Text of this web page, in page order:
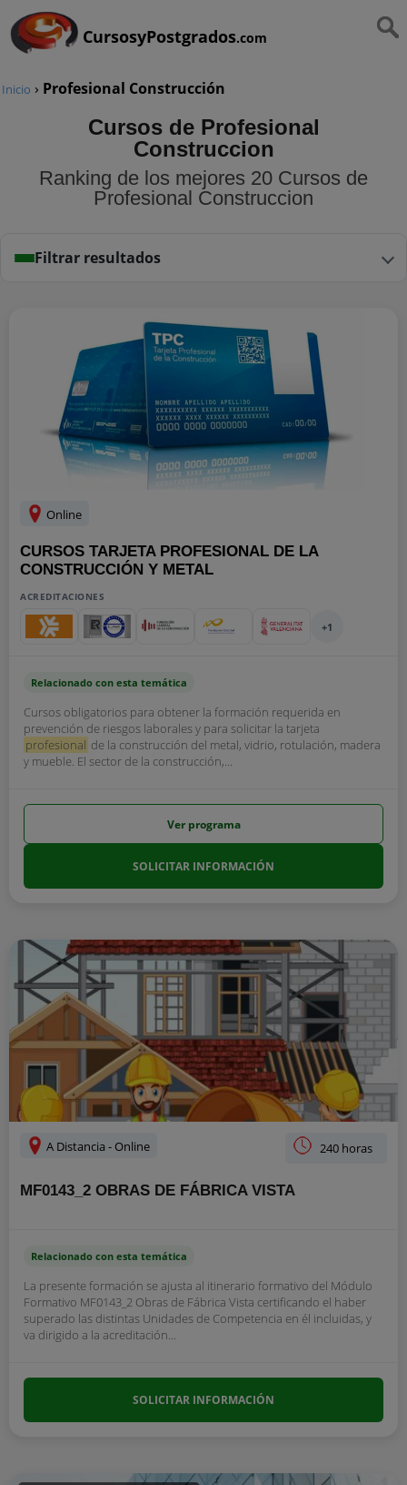
CursosyPostgrados.com
Inicio › Profesional Construcción
Cursos de Profesional
Construccion
Ranking de los mejores 20 Cursos de
Profesional Construccion
Filtrar resultados
Online
CURSOS TARJETA PROFESIONAL DE LA
CONSTRUCCIÓN Y METAL
ACREDITACIONES
+1
Relacionado con esta temática
Cursos obligatorios para obtener la formación requerida en
prevención de riesgos laborales y para solicitar la tarjeta
profesional de la construcción del metal, vidrio, rotulación, madera
y mueble. El sector de la construcción,...
Ver programa
SOLICITAR INFORMACIÓN
A Distancia - Online 240 horas
MF0143_2 OBRAS DE FÁBRICA VISTA
Relacionado con esta temática
La presente formación se ajusta al itinerario formativo del Módulo
Formativo MF0143_2 Obras de Fábrica Vista certificando el haber
superado las distintas Unidades de Competencia en él incluidas, y
va dirigido a la acreditación...
SOLICITAR INFORMACIÓN